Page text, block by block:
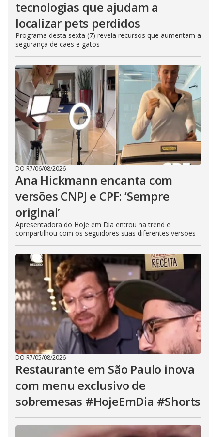
tecnologias que ajudam a
localizar pets perdidos
Programa desta sexta (7) revela recursos que aumentam a
segurança de cães e gatos
DO R7/06/08/2026
Ana Hickmann encanta com
versões CNPJ e CPF: ‘Sempre
original’
Apresentadora do Hoje em Dia entrou na trend e
compartilhou com os seguidores suas diferentes versões
DO R7/05/08/2026
Restaurante em São Paulo inova
com menu exclusivo de
sobremesas #HojeEmDia #Shorts